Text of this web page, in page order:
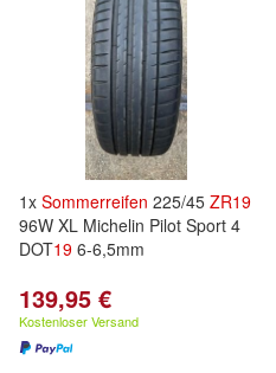
1x Sommerreifen 225/45 ZR19
96W XL Michelin Pilot Sport 4
DOT19 6-6,5mm
139,95 €
Kostenloser Versand